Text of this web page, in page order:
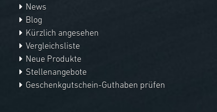
News
Blog
Kürzlich angesehen
Vergleichsliste
Neue Produkte
Stellenangebote
Geschenkgutschein-Guthaben prüfen